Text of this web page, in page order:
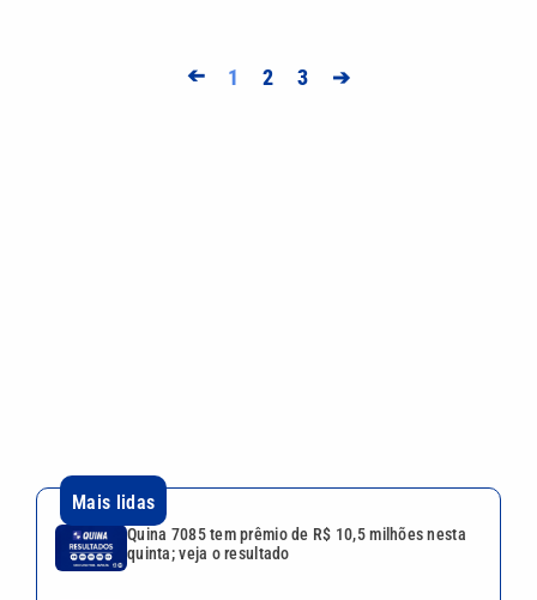
➔ 1 2 3 ➔
faca em Praia Grande; VÍDEO
Ideb: Baixada Santista cresce nos anos iniciais,
mas recua no Fundamental II